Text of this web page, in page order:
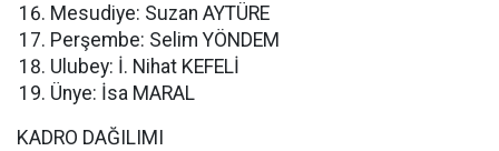
Mesudiye: Suzan AYTÜRE
Perşembe: Selim YÖNDEM
Ulubey: İ. Nihat KEFELİ
Ünye: İsa MARAL
KADRO DAĞILIMI